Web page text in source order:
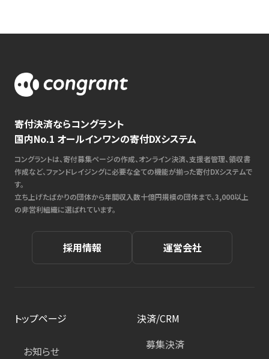
寄付決済ならコングラント
国内No.1 オールインワンの寄付DXシステム
コングラントは、寄付募集ページの作成、オンライン決済、支援者管理、領収書
作成など、ファンドレイジングに必要な全ての機能が揃った寄付DXシステムで
す。
立ち上げたばかりの団体から年間収入数十億円規模の団体まで、3,000以上
の非営利組織に選ばれています。
採用情報 運営会社
トップページ
お知らせ
決済/CRM
募集決済